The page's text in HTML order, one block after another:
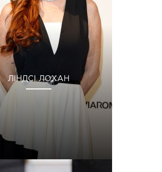
ЛІНДСІ ЛОХАН